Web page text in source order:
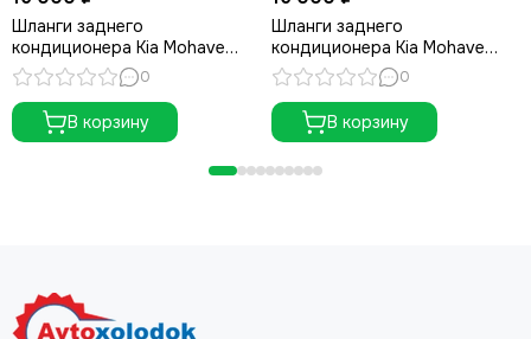
Шланги заднего
кондиционера Kia Mohave
(HM1)
0
В корзину
Шланги заднего
кондиционера Kia Mohave
(HM2)
0
В корзину